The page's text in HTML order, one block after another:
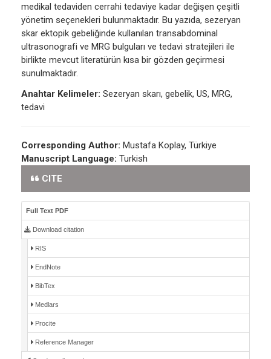
medikal tedaviden cerrahi tedaviye kadar değişen çeşitli
yönetim seçenekleri bulunmaktadır. Bu yazıda, sezeryan
skar ektopik gebeliğinde kullanılan transabdominal
ultrasonografi ve MRG bulguları ve tedavi stratejileri ile
birlikte mevcut literatürün kısa bir gözden geçirmesi
sunulmaktadır.
Anahtar Kelimeler: Sezeryan skarı, gebelik, US, MRG,
tedavi
Corresponding Author: Mustafa Koplay, Türkiye
Manuscript Language: Turkish
CITE
Full Text PDF
Download citation
RIS
EndNote
BibTex
Medlars
Procite
Reference Manager